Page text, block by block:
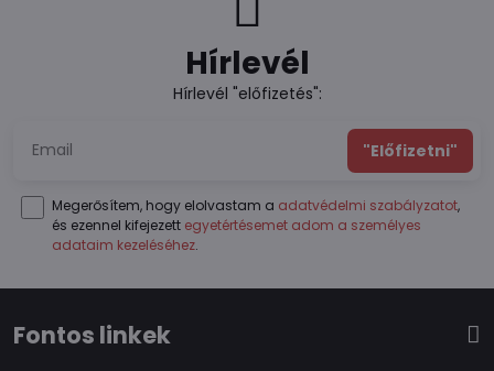
Hírlevél
Hírlevél "előfizetés":
"Előfizetni"
Megerősítem, hogy elolvastam a adatvédelmi szabályzatot,
és ezennel kifejezett egyetértésemet adom a személyes
adataim kezeléséhez.
Fontos linkek